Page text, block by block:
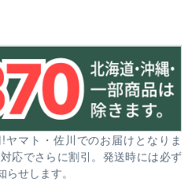
マト・佐川でのお届けとなりま
応でさらに割引。発送時には必ず
せします。